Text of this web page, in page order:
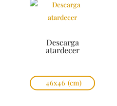
Descarga
atardecer
46x46 (cm)